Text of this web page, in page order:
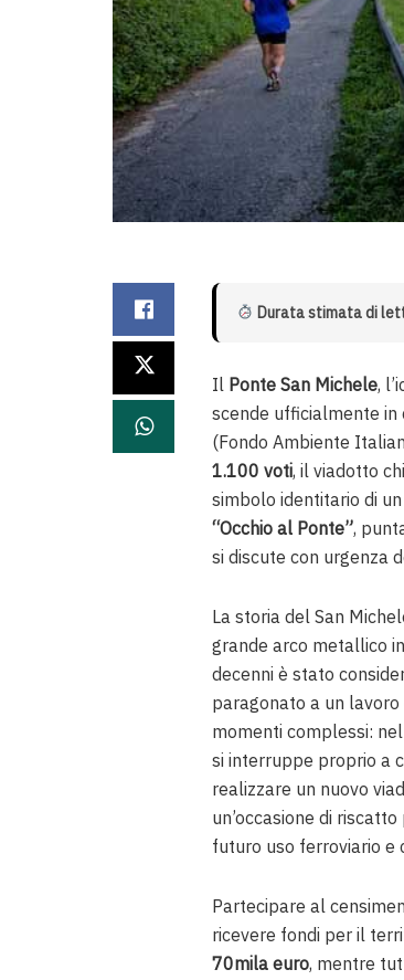
Durata stimata di
Il Ponte San Michele,
scende ufficialmente
(Fondo Ambiente
1.100 voti, il viadotto
simbolo identitario di
“Occhio al Ponte”,
si discute con urgenza
La storia del San
grande arco metallico
decenni è stato
paragonato a un lavoro
momenti complessi:
si interruppe proprio a
realizzare un nuovo
un’occasione di
futuro uso ferroviario e
Partecipare al
ricevere fondi per il
70mila euro, mentre